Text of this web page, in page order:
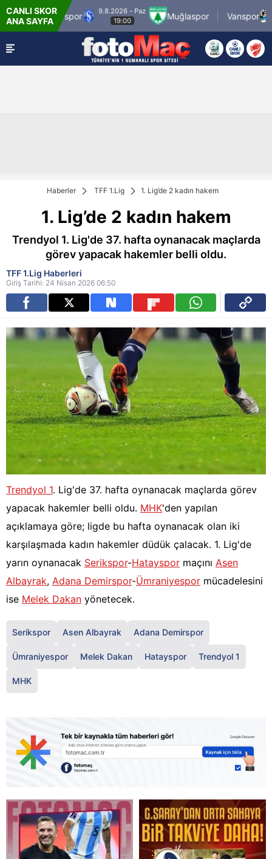
CANLI SKOR
ANA SAYFA
Sarıyerspor
9.8.2026 - Paz
19:00
Muğlaspor Vanspor
Haberler TFF 1.Lig 1. Lig’de 2 kadın hakem
1. Lig’de 2 kadın hakem
Trendyol 1. Lig'de 37. hafta oynanacak maçlarda
görev yapacak hakemler belli oldu.
TFF 1.Lig Haberleri
Giriş Tarihi: 24 Nisan 2026 06:50
Trendyol 1. Lig'de 37. hafta oynanacak maçlarda görev
yapacak hakemler belli oldu. MHK'den yapılan
açıklamaya göre; ligde bu hafta oynanacak olan iki
karşılaşmada kadın hakemler düdük çalacak. 1. Lig'de
yarın oynanacak Serikspor-Hatayspor maçını Asen
Albayrak, Adana Demirspor-Ümraniyespor mücadelesini
ise Melek Dakan yönetecek.
Serikspor Asen Albayrak Adana Demirspor
Ümraniyespor Melek Dakan Hatayspor Trendyol 1
MHK